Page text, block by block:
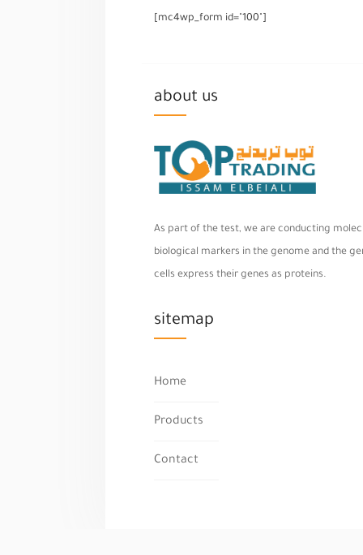
[mc4wp_form id="100"]
about us
As part of the test, we are conducting
biological markers in the genome and the
cells express their genes as proteins.
sitemap
Home
Products
Contact